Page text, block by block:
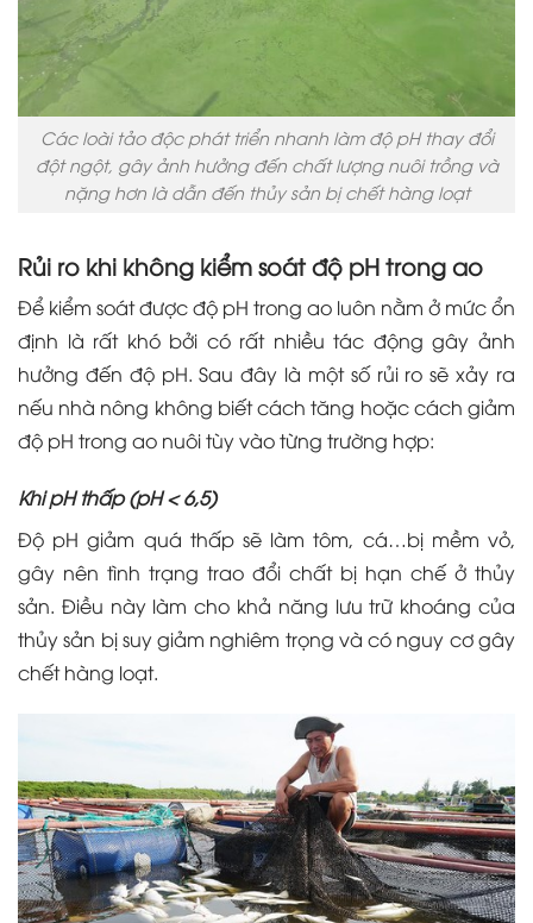
Các loài tảo độc phát triển nhanh làm độ pH thay đổi
đột ngột, gây ảnh hưởng đến chất lượng nuôi trồng và
nặng hơn là dẫn đến thủy sản bị chết hàng loạt
Rủi ro khi không kiểm soát độ pH trong ao
Để kiểm soát được độ pH trong ao luôn nằm ở mức ổn
định là rất khó bởi có rất nhiều tác động gây ảnh
hưởng đến độ pH. Sau đây là một số rủi ro sẽ xảy ra
nếu nhà nông không biết cách tăng hoặc cách giảm
độ pH trong ao nuôi tùy vào từng trường hợp:
Khi pH thấp (pH < 6,5)
Độ pH giảm quá thấp sẽ làm tôm, cá…bị mềm vỏ,
gây nên tình trạng trao đổi chất bị hạn chế ở thủy
sản. Điều này làm cho khả năng lưu trữ khoáng của
thủy sản bị suy giảm nghiêm trọng và có nguy cơ gây
chết hàng loạt.